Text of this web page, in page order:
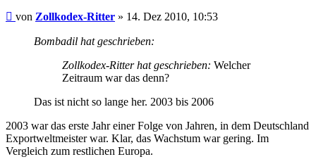
Beitrag
von Zollkodex-Ritter » 14. Dez 2010, 10:53
Bombadil hat geschrieben:
Zollkodex-Ritter hat geschrieben: Welcher
Zeitraum war das denn?
Das ist nicht so lange her. 2003 bis 2006
2003 war das erste Jahr einer Folge von Jahren, in dem Deutschland
Exportweltmeister war. Klar, das Wachstum war gering. Im
Vergleich zum restlichen Europa.